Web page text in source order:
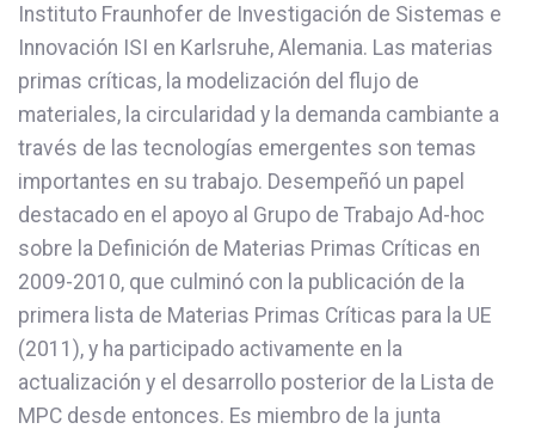
Instituto Fraunhofer de Investigación de Sistemas e
Innovación ISI en Karlsruhe, Alemania. Las materias
primas críticas, la modelización del flujo de
materiales, la circularidad y la demanda cambiante a
través de las tecnologías emergentes son temas
importantes en su trabajo. Desempeñó un papel
destacado en el apoyo al Grupo de Trabajo Ad-hoc
sobre la Definición de Materias Primas Críticas en
2009-2010, que culminó con la publicación de la
primera lista de Materias Primas Críticas para la UE
(2011), y ha participado activamente en la
actualización y el desarrollo posterior de la Lista de
MPC desde entonces. Es miembro de la junta